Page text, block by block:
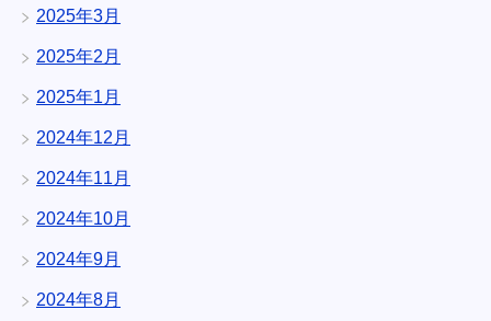
2025年3月
2025年2月
2025年1月
2024年12月
2024年11月
2024年10月
2024年9月
2024年8月